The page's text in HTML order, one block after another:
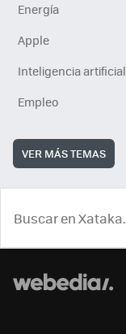
Energía
Apple
Inteligencia artificial
Empleo
VER MÁS TEMAS